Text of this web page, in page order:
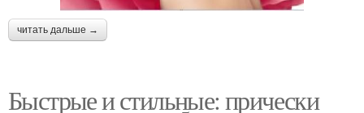
читать дальше →
Быстрые и стильные: прически